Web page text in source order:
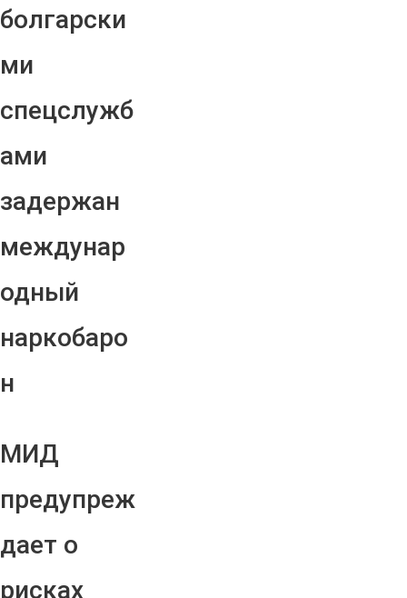
болгарски
ми
спецслужб
ами
задержан
междунар
одный
наркобаро
н
МИД
предупреж
дает о
рисках